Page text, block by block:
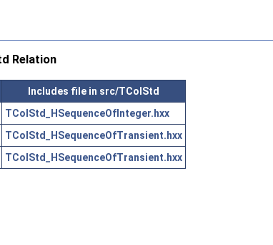
Relation
Includes file in src/TColStd
TColStd_HSequenceOfInteger.hxx
TColStd_HSequenceOfTransient.hxx
TColStd_HSequenceOfTransient.hxx